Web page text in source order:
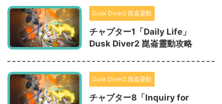
Dusk Diver2 崑崙靈動
チャプター1「Daily Life」
Dusk Diver2 崑崙靈動攻略
Dusk Diver2 崑崙靈動
チャプター8「Inquiry for